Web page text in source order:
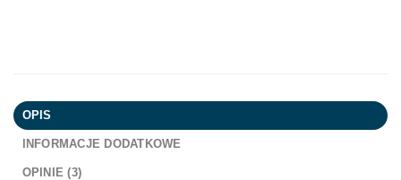
OPIS
INFORMACJE DODATKOWE
OPINIE (3)